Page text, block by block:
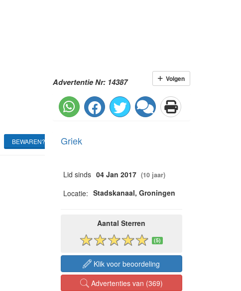
BEWAREN?
Advertentie Nr: 14387 Volgen
Griek
Lid sinds 04 Jan 2017 (10 jaar)
Locatie: Stadskanaal, Groningen
Aantal Sterren
(5)
Klik voor beoordeling
Advertenties van (369)